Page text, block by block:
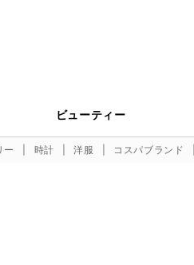
ビューティー
ー 時計 洋服 コスパブランド